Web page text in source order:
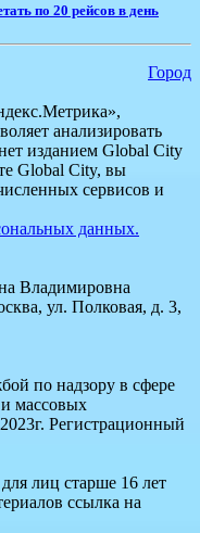
по 20 рейсов в день
Город
анализировать
изданием Global City
Global City, вы
сервисов и
данных.
Владимировна
ул. Полковая, д. 3,
по надзору в сфере
массовых
Регистрационный
лиц старше 16 лет
ссылка на